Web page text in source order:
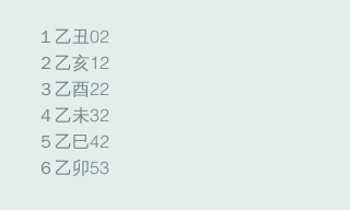
１乙丑02
２乙亥12
３乙酉22
４乙未32
５乙巳42
６乙卯53